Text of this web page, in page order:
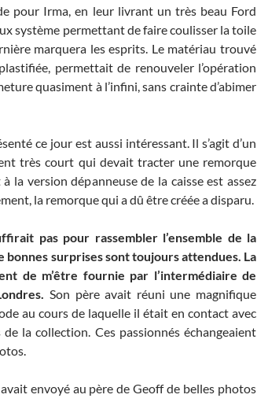
pour Irma, en leur livrant un très beau Ford
système permettant de faire coulisser la toile
marquera les esprits. Le matériau trouvé
permettait de renouveler l’opération
quasiment à l’infini, sans crainte d’abimer
ce jour est aussi intéressant. Il s’agit d’un
très court qui devait tracter une remorque
à la version dépanneuse de la caisse est assez
la remorque qui a dû être créée a disparu.
pas pour rassembler l’ensemble de la
bonnes surprises sont toujours attendues. La
de m’être fournie par l’intermédiaire de
Son père avait réuni une magnifique
au cours de laquelle il était en contact avec
la collection. Ces passionnés échangeaient
envoyé au père de Geoff de belles photos